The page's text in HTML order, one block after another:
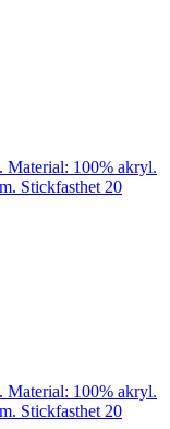
Material: 100% akryl.
Stickfasthet 20
Material: 100% akryl.
Stickfasthet 20